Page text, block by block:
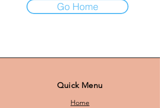
Go Home
Quick Menu
Home